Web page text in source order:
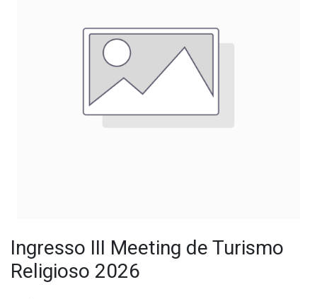
Ingresso III Meeting de Turismo
Religioso 2026